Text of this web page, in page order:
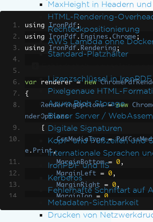
MaxHeight in Headern
HTML-Rendering-
Rechteckpositionierung
AWS Lambda ohne
Standard-Platzhalter
Lizenzschlüssel in
Pixelgenaue HTML-
Azure Blob Storage
Blazor Server /
Digitale Signaturen
Kopf- und Fußzeilen und
Internationale Sprachen
IronPDF und IIS
Kerberos
Fehlerhafte Schriftart auf
Metadaten-Sichtbarkeit
Drucken von
using IronPdf ;
using IronPdf . Engines . Chrome ;
using IronPdf . Rendering ;
var renderer = new
{
RenderingOptions
= new
nderOptions
{
CssMediaType
=
e . Print,
MarginBottom
= 0,
MarginLeft
= 0,
MarginRight
= 0,
MarginTop
= 0
},